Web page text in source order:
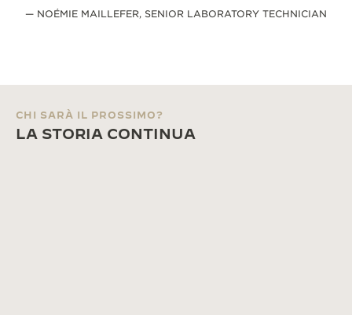
— NOÉMIE MAILLEFER, SENIOR LABORATORY TECHNICIAN
CHI SARÀ IL PROSSIMO?
LA STORIA CONTINUA